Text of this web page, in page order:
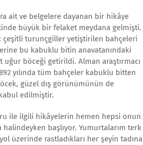
ait ve belgelere dayanan bir hikâye
büyük bir felaket meydana gelmişti.
çeşitli turunçgiller yetiştirilen bahçeleri
bu kabuklu bitin anavatanındaki
uğur böceği getirildi. Alman araştırmacı
yılında tüm bahçeler kabuklu bitten
güzel dış görünümünün de
edilmiştir.
ile ilgili hikâyelerin hemen hepsi onun
halindeyken başlıyor. Yumurtalarım terk
üzerinde rastladıkları her şeyin tadına